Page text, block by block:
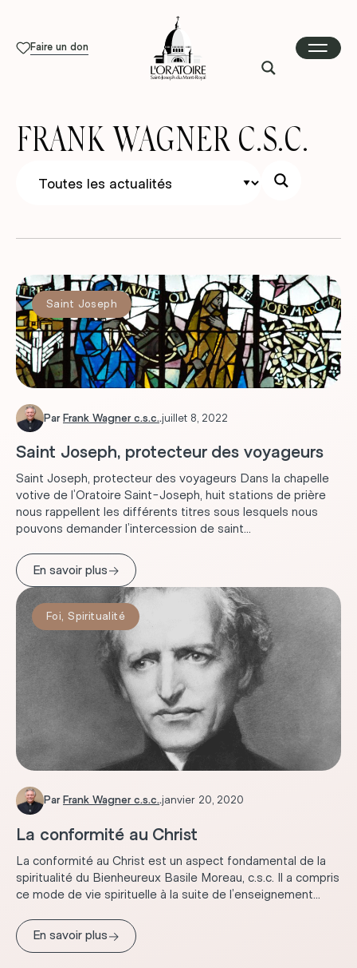
Faire un don
FRANK WAGNER C.S.C.
Saint Joseph
Par Frank Wagner c.s.c..juillet 8, 2022
Saint Joseph, protecteur des voyageurs
Saint Joseph, protecteur des voyageurs Dans la chapelle
votive de l’Oratoire Saint-Joseph, huit stations de prière
nous rappellent les différents titres sous lesquels nous
pouvons demander l’intercession de saint...
En savoir plus→
Foi,Spiritualité
Par Frank Wagner c.s.c..janvier 20, 2020
La conformité au Christ
La conformité au Christ est un aspect fondamental de la
spiritualité du Bienheureux Basile Moreau, c.s.c. Il a compris
ce mode de vie spirituelle à la suite de l’enseignement...
En savoir plus→